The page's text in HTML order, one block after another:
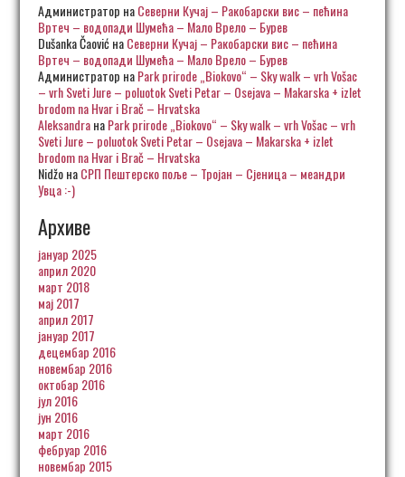
Администратор наСеверни Кучај – Ракобарски вис – пећина
Вртеч – водопади Шумећа – Мало Врело – Бурев
Dušanka ČaovićнаСеверни Кучај – Ракобарски вис – пећина
Вртеч – водопади Шумећа – Мало Врело – Бурев
Администратор наPark prirode „Biokovo“ – Sky walk – vrh Vošac
– vrh Sveti Jure – poluotok Sveti Petar – Osejava – Makarska + izlet
brodom na Hvar i Brač – Hrvatska
AleksandraнаPark prirode „Biokovo“ – Sky walk – vrh Vošac – vrh
Sveti Jure – poluotok Sveti Petar – Osejava – Makarska + izlet
brodom na Hvar i Brač – Hrvatska
NidžoнаСРП Пештерско поље – Тројан – Сјеница – меандри
Увца :-)
Архиве
јануар 2025
април 2020
март 2018
мај 2017
април 2017
јануар 2017
децембар 2016
новембар 2016
октобар 2016
јул 2016
јун 2016
март 2016
фебруар 2016
новембар 2015